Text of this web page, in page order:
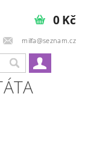
milfa@seznam.cz
0 Kč